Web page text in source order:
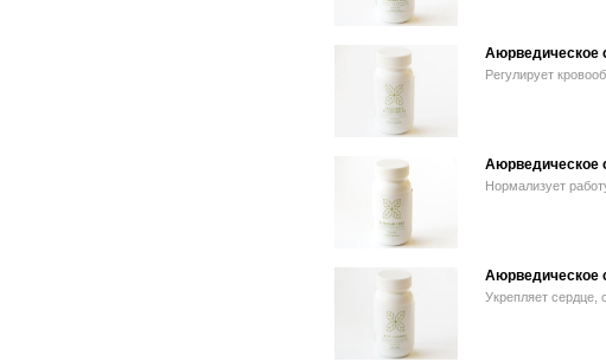
Аюрведическое
Регулирует
Аюрведическое
Нормализует
Аюрведическое
Укрепляет сердце,